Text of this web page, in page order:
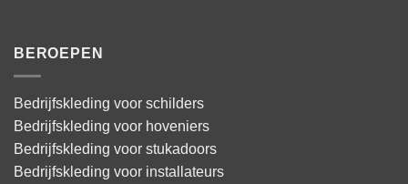
BEROEPEN
Bedrijfskleding voor schilders
Bedrijfskleding voor hoveniers
Bedrijfskleding voor stukadoors
Bedrijfskleding voor installateurs